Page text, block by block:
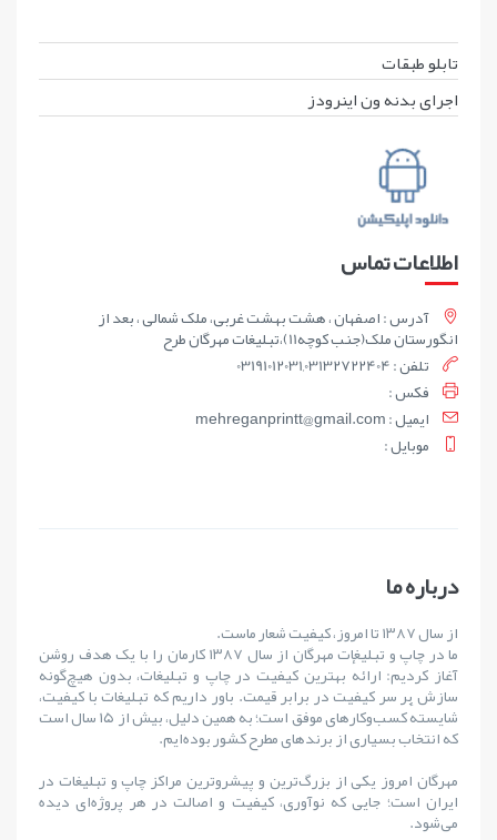
تابلو طبقات
اجرای بدنه ون اینرودز
اطلاعات تماس
آدرس : اصفهان ، هشت بهشت غربی، ملک شمالی ، بعد از
انگورستان ملک(جنب کوچه11)،تبلیغات مهرگان طرح
تلفن : 03191012031,03132722404
فکس :
ايميل : mehreganprintt@gmail.com
موبايل :
درباره ما
از سال ۱۳۸۷ تا امروز، کیفیت شعار ماست.
ما در چاپ و تبلیغات مهرگان از سال ۱۳۸۷ کارمان را با یک هدف روشن
آغاز کردیم: ارائهٔ بهترین کیفیت در چاپ و تبلیغات، بدون هیچ‌گونه
سازش بر سر کیفیت در برابر قیمت. باور داریم که تبلیغات با کیفیت،
شایستهٔ کسب‌وکارهای موفق است؛ به همین دلیل، بیش از ۱۵ سال است
که انتخاب بسیاری از برندهای مطرح کشور بوده‌ایم.
مهرگان امروز یکی از بزرگ‌ترین و پیشروترین مراکز چاپ و تبلیغات در
ایران است؛ جایی که نوآوری، کیفیت و اصالت در هر پروژه‌ای دیده
می‌شود.